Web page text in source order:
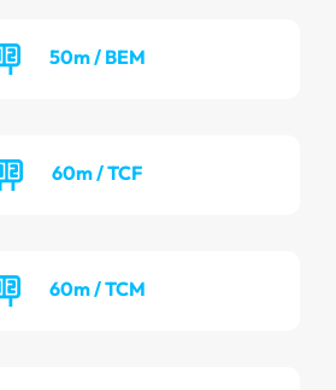
50m / BEM
60m / TCF
60m / TCM